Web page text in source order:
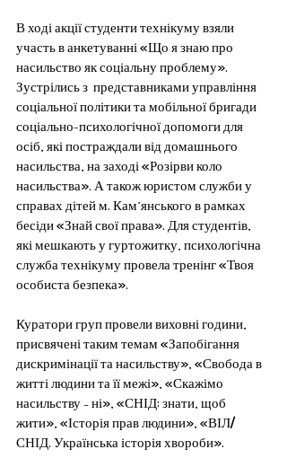
В ході акції студенти технікуму взяли
участь в анкетуванні «Що я знаю про
насильство як соціальну проблему».
Зустрілись з  представниками управління
соціальної політики та мобільної бригади
соціально-психологічної допомоги для
осіб, які постраждали від домашнього
насильства, на заході «Розірви коло
насильства». А також юристом служби у
справах дітей м. Кам’янського в рамках
бесіди «Знай свої права». Для студентів,
які мешкають у гуртожитку, психологічна
служба технікуму провела тренінг «Твоя
особиста безпека».
Куратори груп провели виховні години,
присвячені таким темам «Запобігання
дискримінації та насильству», «Свобода в
житті людини та її межі», «Скажімо
насильству – ні», «СНІД: знати, щоб
жити», «Історія прав людини», «ВІЛ/
СНІД. Українська історія хвороби».